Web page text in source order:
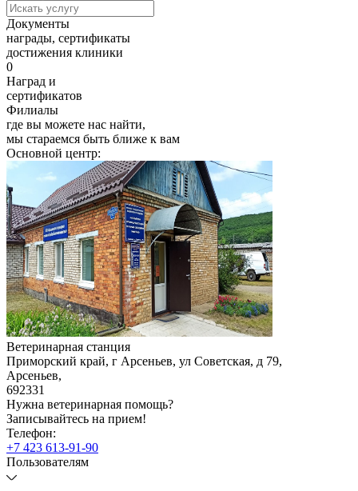
Документы
награды, сертификаты
достижения клиники
0
Наград и
сертификатов
Филиалы
где вы можете нас найти,
мы стараемся быть ближе к вам
Основной центр:
Ветеринарная станция
Приморский край, г Арсеньев, ул Советская, д 79,
Арсеньев,
692331
Нужна ветеринарная помощь?
Записывайтесь на прием!
Телефон:
+7 423 613-91-90
Пользователям